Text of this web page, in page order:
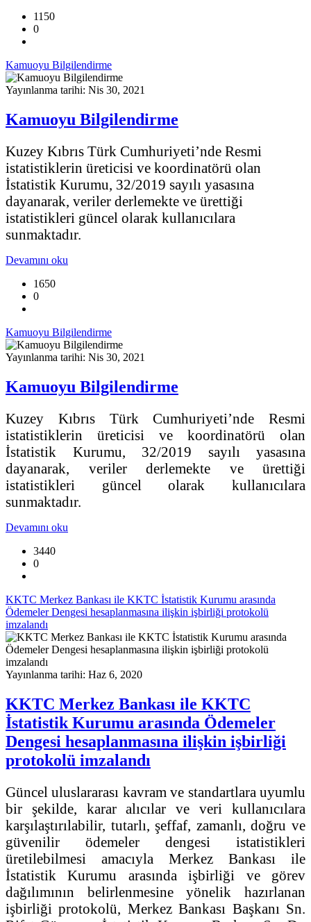
1150
0
Kamuoyu Bilgilendirme
Yayınlanma tarihi: Nis 30, 2021
Kamuoyu Bilgilendirme
Kuzey Kıbrıs Türk Cumhuriyeti’nde Resmi
istatistiklerin üreticisi ve koordinatörü olan
İstatistik Kurumu, 32/2019 sayılı yasasına
dayanarak, veriler derlemekte ve ürettiği
istatistikleri güncel olarak kullanıcılara
sunmaktadır.
Devamını oku
1650
0
Kamuoyu Bilgilendirme
Yayınlanma tarihi: Nis 30, 2021
Kamuoyu Bilgilendirme
Kuzey Kıbrıs Türk Cumhuriyeti’nde Resmi
istatistiklerin üreticisi ve koordinatörü olan
İstatistik Kurumu, 32/2019 sayılı yasasına
dayanarak, veriler derlemekte ve ürettiği
istatistikleri güncel olarak kullanıcılara
sunmaktadır.
Devamını oku
3440
0
KKTC Merkez Bankası ile KKTC İstatistik Kurumu arasında
Ödemeler Dengesi hesaplanmasına ilişkin işbirliği protokolü
imzalandı
Yayınlanma tarihi: Haz 6, 2020
KKTC Merkez Bankası ile KKTC
İstatistik Kurumu arasında Ödemeler
Dengesi hesaplanmasına ilişkin işbirliği
protokolü imzalandı
Güncel uluslararası kavram ve standartlara uyumlu
bir şekilde, karar alıcılar ve veri kullanıcılara
karşılaştırılabilir, tutarlı, şeffaf, zamanlı, doğru ve
güvenilir ödemeler dengesi istatistikleri
üretilebilmesi amacıyla Merkez Bankası ile
İstatistik Kurumu arasında işbirliği ve görev
dağılımının belirlenmesine yönelik hazırlanan
işbirliği protokolü, Merkez Bankası Başkanı Sn.